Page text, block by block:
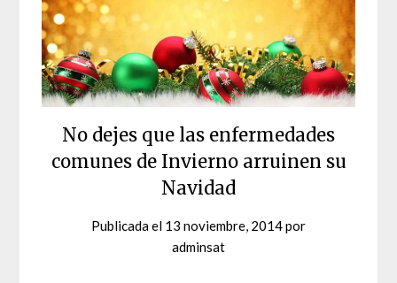
No dejes que las enfermedades
comunes de Invierno arruinen su
Navidad
Publicada el 13 noviembre, 2014por
adminsat